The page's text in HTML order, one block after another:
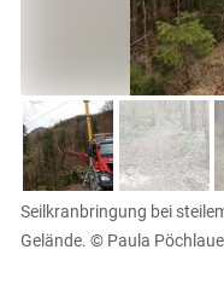
Seilkranbringung bei
Gelände. © Paula